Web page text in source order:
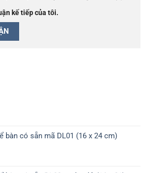
kế tiếp của tôi.
bàn có sẵn mã DL01 (16 x 24 cm)